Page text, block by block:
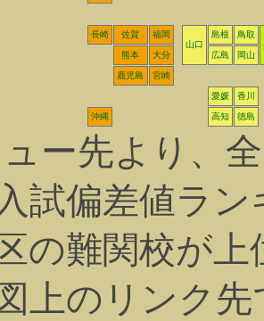
長崎 佐賀
福岡
山口
島根
鳥取
熊本
大分 広島 岡山
鹿児島 宮崎
愛媛 香川
沖縄 高知 徳島
ー先より、
試偏差値ラ
区の難関校が
上のリンク